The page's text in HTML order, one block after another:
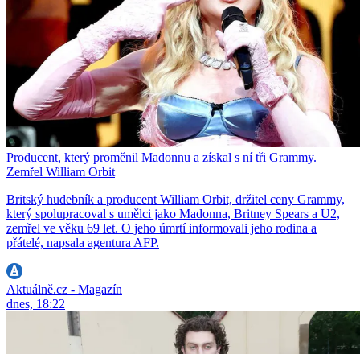
Producent, který proměnil Madonnu a získal s ní tři Grammy.
Zemřel William Orbit
Britský hudebník a producent William Orbit, držitel ceny Grammy,
který spolupracoval s umělci jako Madonna, Britney Spears a U2,
zemřel ve věku 69 let. O jeho úmrtí informovali jeho rodina a
přátelé, napsala agentura AFP.
Aktuálně.cz - Magazín
dnes, 18:22